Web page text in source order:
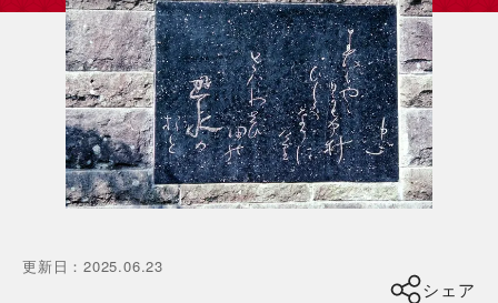
更新日 ：2025.06.23
シェア